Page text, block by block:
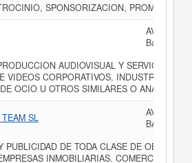
SPONSORIZACION, PROMOCION
AVENIDA
Barcelona,
AUDIOVISUAL Y SERVICIOS
VIDEOS CORPORATIVOS, INDUSTRIALES,
OCIO U OTROS SIMILARES O ANALOGOS,
SL
AVENIDA
PUBLICIDAD DE TODA CLASE DE OBJETOS,
INMOBILIARIAS.